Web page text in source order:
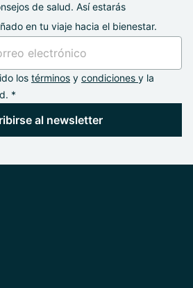
de salud. Así estarás
en tu viaje hacia el bienestar.
los términos y condiciones y la
*
al newsletter